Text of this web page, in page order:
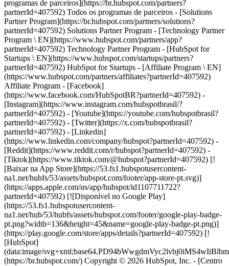
- [Facebook]
(https://www.facebook.com/HubSpotBR?partnerId=407592) -
[Instagram](https://www.instagram.com/hubspotbrasil/?
partnerId=407592) - [Youtube](https://youtube.com/hubspotbrasil?
partnerId=407592) - [Twitter](https://x.com/hubspotbrasil?
partnerId=407592) - [Linkedin]
(https://www.linkedin.com/company/hubspot?partnerId=407592) -
[Reddit](https://www.reddit.com/r/hubspot?partnerId=407592) -
[Tiktok](https://www.tiktok.com/@hubspot?partnerId=407592) [!
[Baixar na App Store](https://53.fs1.hubspotusercontent-
na1.net/hubfs/53/assets/hubspot.com/footer/app-store-pt.svg)]
(https://apps.apple.com/us/app/hubspot/id1107711722?
partnerId=407592) [![Disponível no Google Play]
(https://53.fs1.hubspotusercontent-
na1.net/hub/53/hubfs/assets/hubspot.com/footer/google-play-badge-
pt.png?width=136&height=45&name=google-play-badge-pt.png)]
(https://play.google.com/store/apps/details?partnerId=407592) [!
[HubSpot]
(data:image/
(https://br.hubspot.com/) Copyright © 2026 HubSpot, Inc. - [Centro